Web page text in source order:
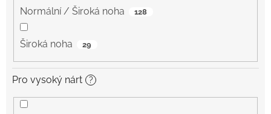
Normální / Široká noha 128
Široká noha 29
Pro vysoký nárt ?